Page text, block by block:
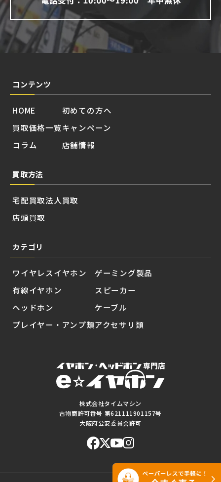
株式会社タイムマシン
古物商許可番号 第621111901157号
大阪府公安委員会許可
コンテンツ
HOME
買取価格一覧
コラム
初めての方へ
キャンペーン
店舗情報
買取方法
宅配買取
店頭買取
法人買取
カテゴリ
ワイヤレスイヤホン
有線イヤホン
ヘッドホン
プレイヤー・アンプ類
ゲーミング製品
スピーカー
ケーブル
アクセサリ類